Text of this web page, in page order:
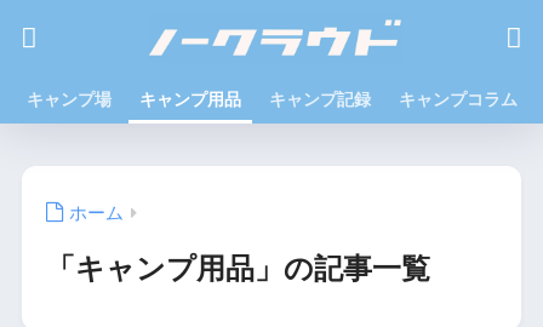
キャンプ場 キャンプ用品 キャンプ記録 キャンプコラム
ホーム
「キャンプ用品」の記事一覧